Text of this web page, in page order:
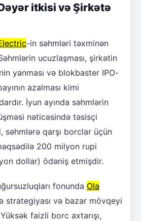
itkisi və Şirkətə
-in səhmləri təxminən
ucuzlaşması, şirkətin
yanması və blokbaster IPO-
azalması kimi
İyun ayında səhmlərin
nəticəsində təsisçi
səhmlərə qarşı borclar üçün
200 milyon rupi
dollar) ödəniş etmişdir.
fonunda Ola
strategiyası və bazar mövqeyi
faizli borc axtarışı,